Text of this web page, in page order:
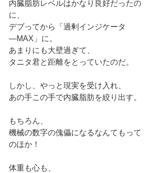
内臓脂肪レベルはかなり良好だったの
に、
デブってから「過剰インジケータ
―MAX」に。
あまりにも大壁過ぎて、
タニタ君と距離をとっていたのだ。
しかし、やっと現実を受け入れ、
あの手この手で内臓脂肪を絞り出す。
もちろん、
機械の数字の傀儡になるなんてもって
のほか！
体重も心も、